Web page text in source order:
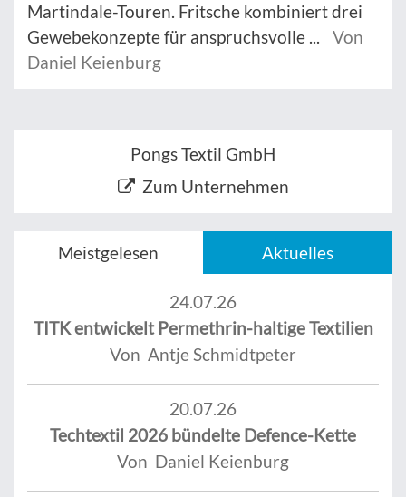
Martindale-Touren. Fritsche kombiniert drei
Gewebekonzepte für anspruchsvolle ...
Von
Daniel Keienburg
Pongs Textil GmbH
Zum Unternehmen
Meistgelesen Aktuelles
24.07.26
TITK entwickelt Permethrin-haltige Textilien
Von Antje Schmidtpeter
20.07.26
Techtextil 2026 bündelte Defence-Kette
Von Daniel Keienburg